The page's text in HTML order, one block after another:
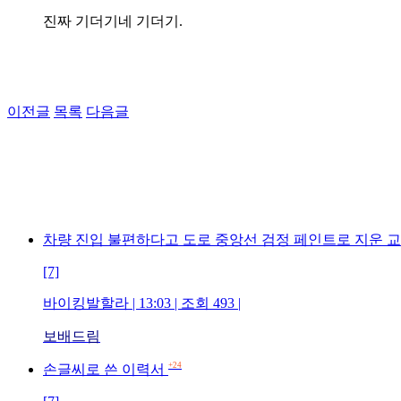
진짜 기더기네 기더기.
이전글 목록 다음글
차량 진입 불편하다고 도로 중앙선 검정 페인트로 지운 교
[7]
바이킹발할라 | 13:03 | 조회 493 |
보배드림
손글씨로 쓴 이력서 +24